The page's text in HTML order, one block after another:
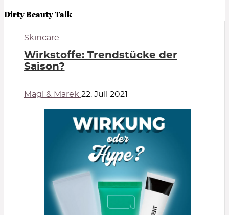
Dirty Beauty Talk
Skincare
Wirkstoffe: Trendstücke der
Saison?
Magi & Marek 22. Juli 2021